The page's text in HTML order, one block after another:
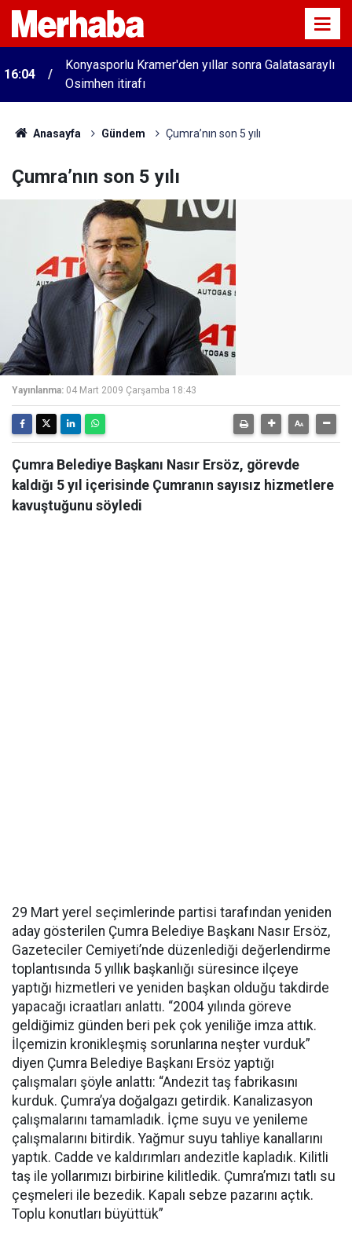
16:04
Konyasporlu Kramer'den yıllar sonra Galatasaraylı
Osimhen itirafı
Anasayfa Gündem Çumra’nın son 5 yılı
Çumra’nın son 5 yılı
Yayınlanma: 04 Mart 2009 Çarşamba 18:43
Çumra Belediye Başkanı Nasır Ersöz, görevde
kaldığı 5 yıl içerisinde Çumranın sayısız hizmetlere
kavuştuğunu söyledi
29 Mart yerel seçimlerinde partisi tarafından yeniden
aday gösterilen Çumra Belediye Başkanı Nasır Ersöz,
Gazeteciler Cemiyeti’nde düzenlediği değerlendirme
toplantısında 5 yıllık başkanlığı süresince ilçeye
yaptığı hizmetleri ve yeniden başkan olduğu takdirde
yapacağı icraatları anlattı. “2004 yılında göreve
geldiğimiz günden beri pek çok yeniliğe imza attık.
İlçemizin kronikleşmiş sorunlarına neşter vurduk”
diyen Çumra Belediye Başkanı Ersöz yaptığı
çalışmaları şöyle anlattı: “Andezit taş fabrikasını
kurduk. Çumra’ya doğalgazı getirdik. Kanalizasyon
çalışmalarını tamamladık. İçme suyu ve yenileme
çalışmalarını bitirdik. Yağmur suyu tahliye kanallarını
yaptık. Cadde ve kaldırımları andezitle kapladık. Kilitli
taş ile yollarımızı birbirine kilitledik. Çumra’mızı tatlı su
çeşmeleri ile bezedik. Kapalı sebze pazarını açtık.
Toplu konutları büyüttük”